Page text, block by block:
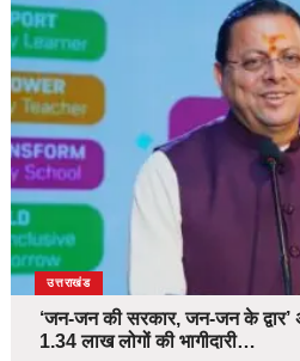
उत्तराखंड
‘जन-जन की सरकार, जन-जन के
1.34 लाख लोगों की भागीदारी…